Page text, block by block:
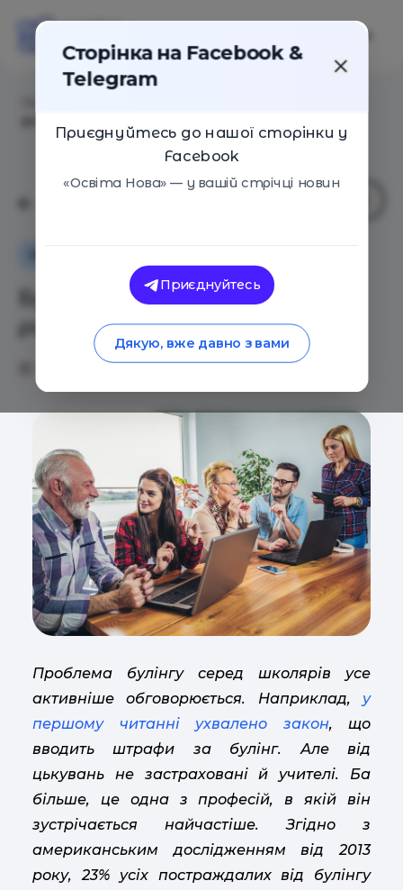
Булінг в учительській: як
розпізнати і запобігти
4771 0
Проблема булінгу серед школярів усе
активніше обговорюється. Наприклад, у
першому читанні ухвалено закон, що
вводить штрафи за булінг. Але від
цькувань не застраховані й учителі. Ба
більше, це одна з професій, в якій він
зустрічається найчастіше. Згідно з
американським дослідженням від 2013
року, 23% усіх постраждалих від булінгу
Сторінка на Facebook &
Telegram
Приєднуйтесь до нашої сторінки у
Facebook
«Освіта Нова» — у вашій стрічці новин
Приєднуйтесь
Дякую, вже давно з вами